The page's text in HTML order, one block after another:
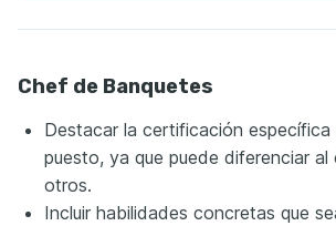
Chef de Banquetes
Destacar la certificación específica
puesto, ya que puede diferenciar
otros.
Incluir habilidades concretas que